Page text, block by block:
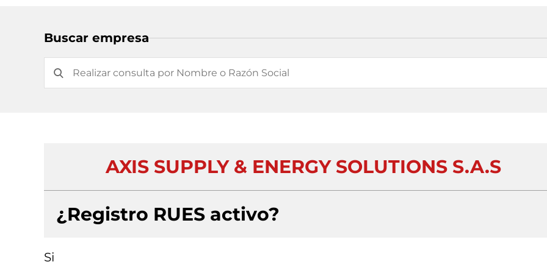
Buscar empresa
AXIS SUPPLY & ENERGY SOLUTIONS S.A.S
¿Registro RUES activo?
Si